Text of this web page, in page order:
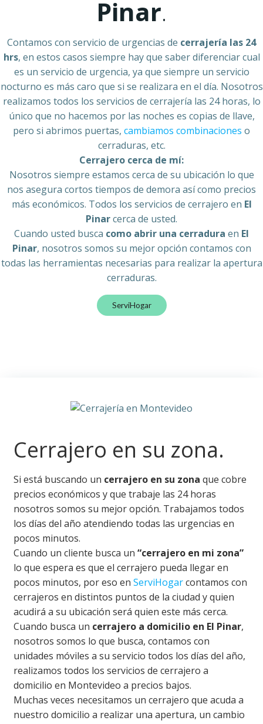
Pinar.
Contamos con servicio de urgencias de cerrajería las 24
hrs, en estos casos siempre hay que saber diferenciar cual
es un servicio de urgencia, ya que siempre un servicio
nocturno es más caro que si se realizara en el día. Nosotros
realizamos todos los servicios de cerrajería las 24 horas, lo
único que no hacemos por las noches es copias de llave,
pero si abrimos puertas, cambiamos combinaciones o
cerraduras, etc.
Cerrajero cerca de mí:
Nosotros siempre estamos cerca de su ubicación lo que
nos asegura cortos tiempos de demora así como precios
más económicos. Todos los servicios de cerrajero en El
Pinarcerca de usted.
Cuando usted busca como abrir una cerradura en El
Pinar, nosotros somos su mejor opción contamos con
todas las herramientas necesarias para realizar la apertura
cerraduras.
ServiHogar
Cerrajero en su zona.
Si está buscando un cerrajero en su zona que cobre
precios económicos y que trabaje las 24 horas
nosotros somos su mejor opción. Trabajamos todos
los días del año atendiendo todas las urgencias en
pocos minutos.
Cuando un cliente busca un“cerrajero en mi zona”
lo que espera es que el cerrajero pueda llegar en
pocos minutos, por eso enServiHogarcontamos con
cerrajeros en distintos puntos de la ciudad y quien
acudirá a su ubicación será quien este más cerca.
Cuando busca un cerrajero a domicilio en El Pinar,
nosotros somos lo que busca, contamos con
unidades móviles a su servicio todos los días del año,
realizamos todos los servicios de cerrajero a
domicilio en Montevideo a precios bajos.
Muchas veces necesitamos un cerrajero que acuda a
nuestro domicilio a realizar una apertura, un cambio